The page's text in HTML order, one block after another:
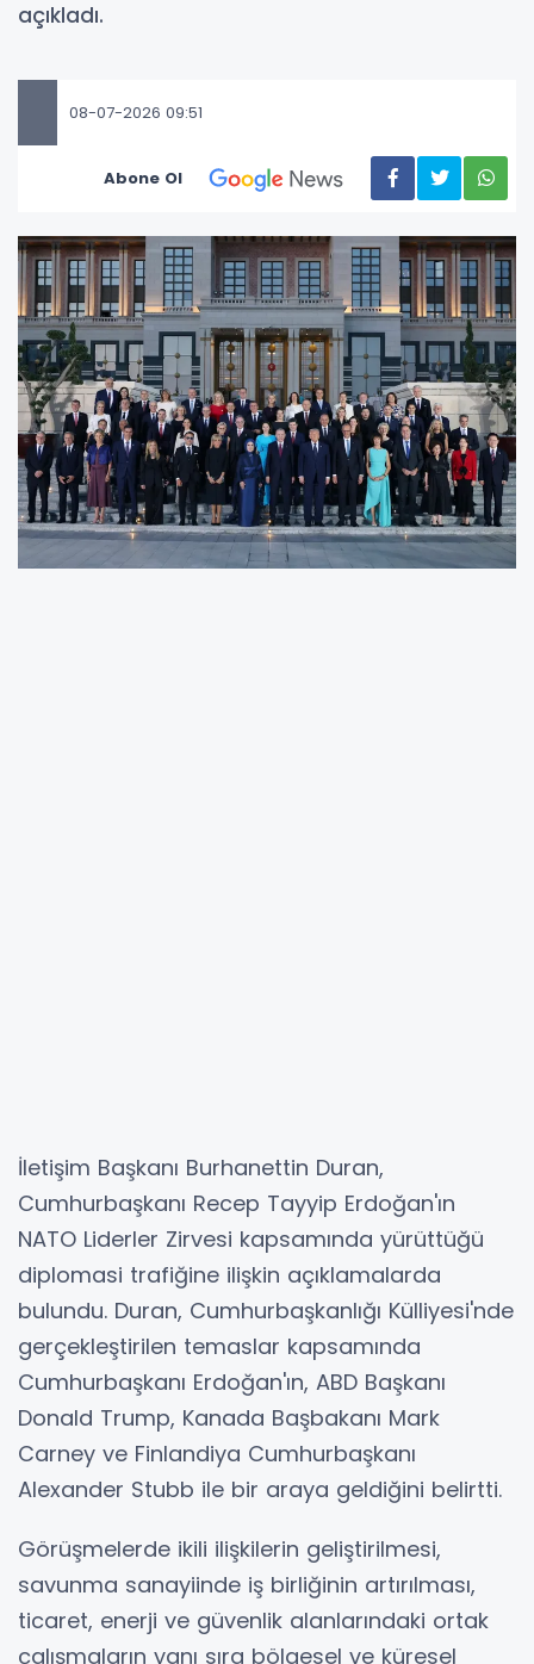
açıkladı.
08-07-2026 09:51
Abone Ol
İletişim Başkanı Burhanettin Duran,
Cumhurbaşkanı Recep Tayyip Erdoğan'ın
NATO Liderler Zirvesi kapsamında yürüttüğü
diplomasi trafiğine ilişkin açıklamalarda
bulundu. Duran, Cumhurbaşkanlığı Külliyesi'nde
gerçekleştirilen temaslar kapsamında
Cumhurbaşkanı Erdoğan'ın, ABD Başkanı
Donald Trump, Kanada Başbakanı Mark
Carney ve Finlandiya Cumhurbaşkanı
Alexander Stubb ile bir araya geldiğini belirtti.
Görüşmelerde ikili ilişkilerin geliştirilmesi,
savunma sanayiinde iş birliğinin artırılması,
ticaret, enerji ve güvenlik alanlarındaki ortak
çalışmaların yanı sıra bölgesel ve küresel